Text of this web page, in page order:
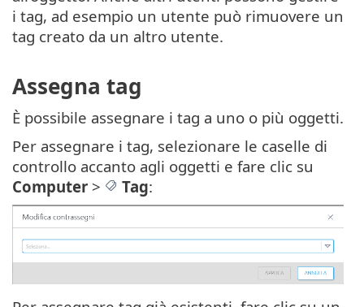
i tag, ad esempio un utente può rimuovere un
tag creato da un altro utente.
Assegna tag
È possibile assegnare i tag a uno o più oggetti.
Per assegnare i tag, selezionare le caselle di
controllo accanto agli oggetti e fare clic su
Computer > Tag: